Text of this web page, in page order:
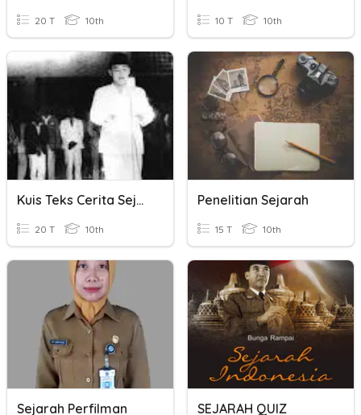
20 T 10th 10 T 10th
Kuis Teks Cerita Sejarah
20 T 10th
Penelitian Sejarah
15 T 10th
Sejarah Perfilman SEJARAH QUIZ